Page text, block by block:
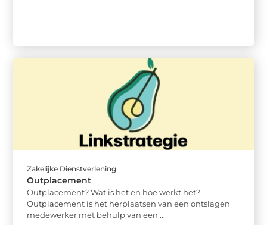
Zakelijke Dienstverlening
Outplacement
Outplacement? Wat is het en hoe werkt het?
Outplacement is het herplaatsen van een ontslagen
medewerker met behulp van een ...